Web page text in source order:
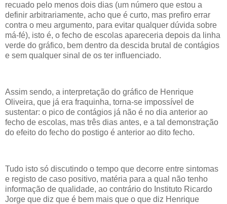
recuado pelo menos dois dias (um número que estou a
definir arbitrariamente, acho que é curto, mas prefiro errar
contra o meu argumento, para evitar qualquer dúvida sobre
má-fé), isto é, o fecho de escolas apareceria depois da linha
verde do gráfico, bem dentro da descida brutal de contágios
e sem qualquer sinal de os ter influenciado.
Assim sendo, a interpretação do gráfico de Henrique
Oliveira, que já era fraquinha, torna-se impossível de
sustentar: o pico de contágios já não é no dia anterior ao
fecho de escolas, mas três dias antes, e a tal demonstração
do efeito do fecho do postigo é anterior ao dito fecho.
Tudo isto só discutindo o tempo que decorre entre sintomas
e registo de caso positivo, matéria para a qual não tenho
informação de qualidade, ao contrário do Instituto Ricardo
Jorge que diz que é bem mais que o que diz Henrique